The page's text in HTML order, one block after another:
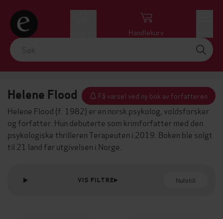
Handlekurv
Helene Flood Få varsel ved ny bok av forfatteren
Helene Flood (f. 1982) er en norsk psykolog, voldsforsker
og forfatter. Hun debuterte som krimforfatter med den
psykologiske thrilleren Terapeuten i 2019. Boken ble solgt
til 21 land før utgivelsen i Norge.
VIS FILTRE Nullstill